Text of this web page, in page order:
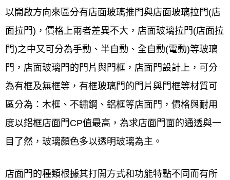
以開啟方向來區分有店面玻璃推門與店面玻璃拉門(店
面拉門)，價格上兩者差異不大，店面玻璃拉門(店面拉
門)之中又可分為手動、半自動、全自動(電動)等玻璃
門，店面玻璃門的門片與門框，店面門設計上，可分
為有框及無框等，有框玻璃門的門片與門框等材質可
區分為：木框、不鏽鋼、鋁框等店面門，價格與耐用
度以鋁框店面門CP值最高，為求店面門面的通透與一
目了然，玻璃顏色多以透明玻璃為主。
店面門的種類根據其打開方式和功能特點不同而有所